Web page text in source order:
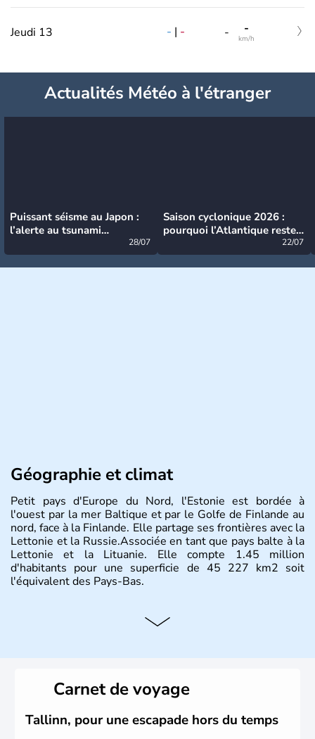
Jeudi 13 - | - - -
km/h
Actualités Météo à l'étranger
Puissant séisme au Japon :
l’alerte au tsunami
28/07
Saison cyclonique 2026 :
pourquoi l’Atlantique reste
22/07
Géographie et climat
Petit pays d'Europe du Nord, l'Estonie est bordée à
l'ouest par la mer Baltique et par le Golfe de Finlande au
nord, face à la Finlande. Elle partage ses frontières avec la
Lettonie et la Russie.Associée en tant que pays balte à la
Lettonie et la Lituanie. Elle compte 1.45 million
d'habitants pour une superficie de 45 227 km2 soit
l'équivalent des Pays-Bas.
Carnet de voyage
Tallinn, pour une escapade hors du temps